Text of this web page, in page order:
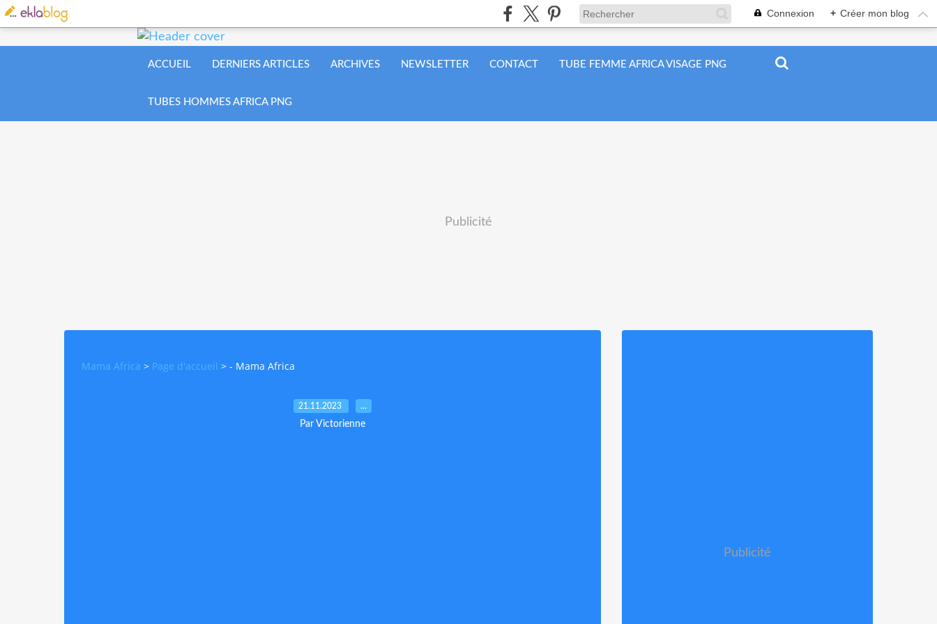
Connexion + Créer mon blog
ACCUEIL DERNIERS ARTICLES ARCHIVES NEWSLETTER CONTACT TUBE FEMME AFRICA VISAGE PNG
TUBES HOMMES AFRICA PNG
Publicité
Mama Africa > Page d'accueil > - Mama Africa
21.11.2023 …
Par Victorienne
Publicité